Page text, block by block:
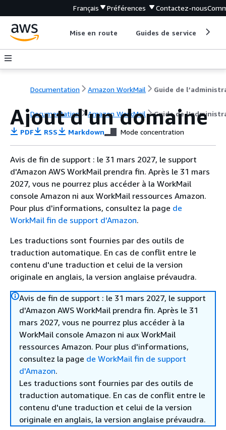
Français Préférences Contactez-nous
Mise en route Guides de service
Documentation Amazon WorkMail
Documentation Amazon WorkMail Guide de
Ajout d'un domaine
PDF RSS Markdown Mode concentration
Avis de fin de support : le 31 mars 2027, le support
d'Amazon AWS WorkMail prendra fin. Après le 31 mars
2027, vous ne pourrez plus accéder à la WorkMail
console Amazon ni aux WorkMail ressources Amazon.
Pour plus d'informations, consultez la page de
WorkMail fin de support d'Amazon.
Les traductions sont fournies par des outils de
traduction automatique. En cas de conflit entre le
contenu d'une traduction et celui de la version
originale en anglais, la version anglaise prévaudra.
Avis de fin de support : le 31 mars 2027, le support
d'Amazon AWS WorkMail prendra fin. Après le 31
mars 2027, vous ne pourrez plus accéder à la
WorkMail console Amazon ni aux WorkMail
ressources Amazon. Pour plus d'informations,
consultez la page de WorkMail fin de support
d'Amazon.
Les traductions sont fournies par des outils de
traduction automatique. En cas de conflit entre le
contenu d'une traduction et celui de la version
originale en anglais, la version anglaise prévaudra.